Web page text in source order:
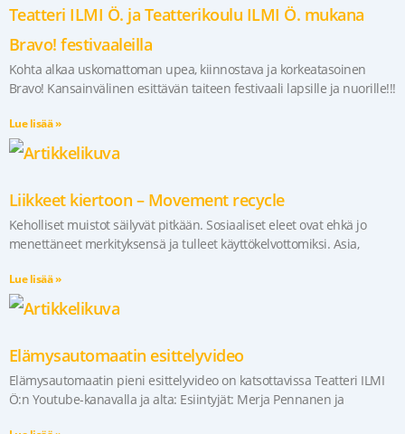
Teatteri ILMI Ö. ja Teatterikoulu ILMI Ö. mukana
Bravo! festivaaleilla
Kohta alkaa uskomattoman upea, kiinnostava ja korkeatasoinen
Bravo! Kansainvälinen esittävän taiteen festivaali lapsille ja nuorille!!!
Lue lisää »
Liikkeet kiertoon – Movement recycle
Keholliset muistot säilyvät pitkään. Sosiaaliset eleet ovat ehkä jo
menettäneet merkityksensä ja tulleet käyttökelvottomiksi. Asia,
Lue lisää »
Elämysautomaatin esittelyvideo
Elämysautomaatin pieni esittelyvideo on katsottavissa Teatteri ILMI
Ö:n Youtube-kanavalla ja alta: Esiintyjät: Merja Pennanen ja